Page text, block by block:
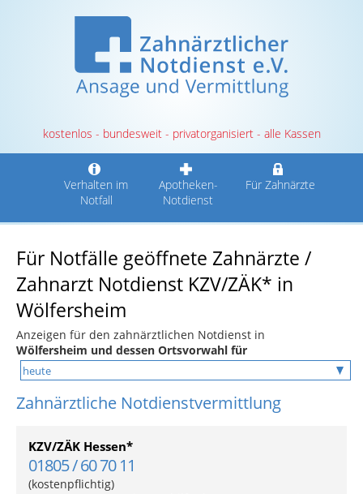
kostenlos - bundesweit - privatorganisiert - alle Kassen
Verhalten im
Notfall
Apotheken-
Notdienst
Für Zahnärzte
Für Notfälle geöffnete Zahnärzte /
Zahnarzt Notdienst KZV/ZÄK* in
Wölfersheim
Anzeigen für den zahnärztlichen Notdienst in
Wölfersheim und dessen Ortsvorwahl für
Zahnärztliche Notdienstvermittlung
KZV/ZÄK Hessen*
01805 / 60 70 11
(kostenpflichtig)